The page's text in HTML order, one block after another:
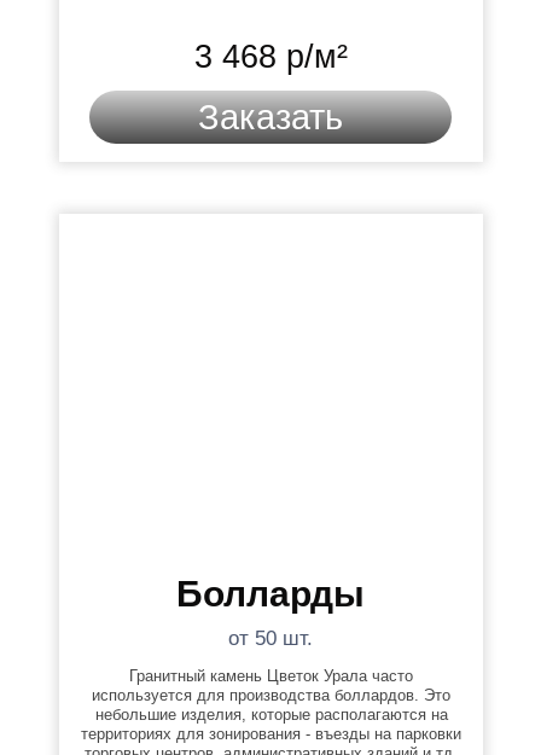
Заказать
3 468 р/м²
от 50 шт.
Гранитный камень Цветок Урала часто
используется для производства боллардов. Это
небольшие изделия, которые располагаются на
территориях для зонирования - въезды на парковки
Болларды